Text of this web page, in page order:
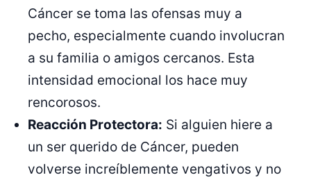
Cáncer se toma las ofensas muy a
pecho, especialmente cuando involucran
a su familia o amigos cercanos. Esta
intensidad emocional los hace muy
rencorosos.
Reacción Protectora: Si alguien hiere a
un ser querido de Cáncer, pueden
volverse increíblemente vengativos y no